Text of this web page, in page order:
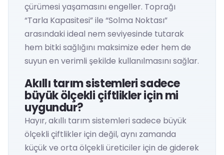
çürümesi yaşamasını engeller. Toprağı
“Tarla Kapasitesi” ile “Solma Noktası”
arasındaki ideal nem seviyesinde tutarak
hem bitki sağlığını maksimize eder hem de
suyun en verimli şekilde kullanılmasını sağlar.
Akıllı tarım sistemleri sadece
büyük ölçekli çiftlikler için mi
uygundur?
Hayır, akıllı tarım sistemleri sadece büyük
ölçekli çiftlikler için değil, aynı zamanda
küçük ve orta ölçekli üreticiler için de giderek